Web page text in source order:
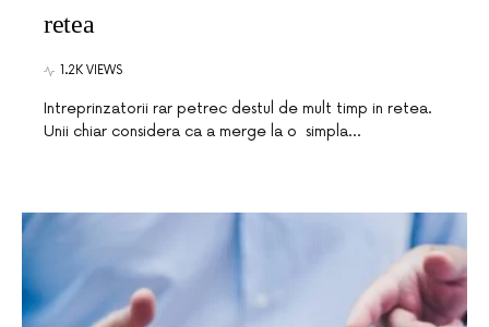
retea
1.2K VIEWS
Intreprinzatorii rar petrec destul de mult timp in retea.
Unii chiar considera ca a merge la o simpla…